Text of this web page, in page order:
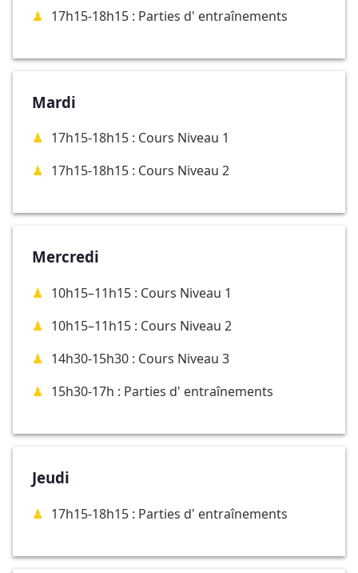
17h15-18h15 : Parties d' entraînements
Mardi
17h15-18h15 : Cours Niveau 1
17h15-18h15 : Cours Niveau 2
Mercredi
10h15–11h15 : Cours Niveau 1
10h15–11h15 : Cours Niveau 2
14h30-15h30 : Cours Niveau 3
15h30-17h : Parties d' entraînements
Jeudi
17h15-18h15 : Parties d' entraînements